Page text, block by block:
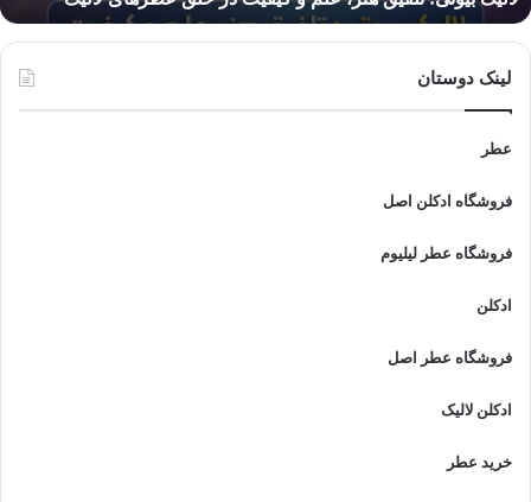
لالیک
لینک دوستان
عطر
فروشگاه ادکلن اصل
فروشگاه عطر لیلیوم
ادکلن
فروشگاه عطر اصل
ادکلن لالیک
خرید عطر